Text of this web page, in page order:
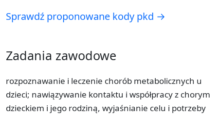
Sprawdź proponowane kody pkd →
Zadania zawodowe
rozpoznawanie i leczenie chorób metabolicznych u
dzieci; nawiązywanie kontaktu i współpracy z chorym
dzieckiem i jego rodziną, wyjaśnianie celu i potrzeby